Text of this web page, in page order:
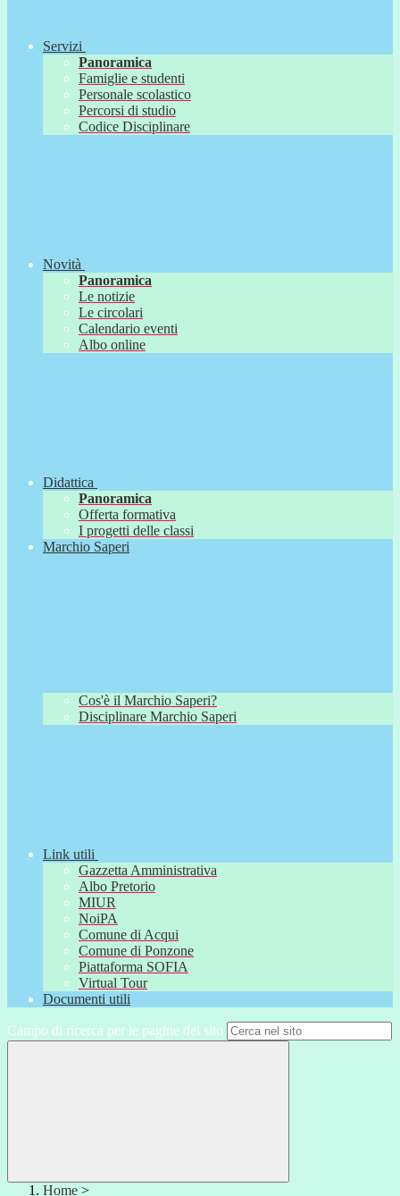
Servizi
Panoramica
Famiglie e studenti
Personale scolastico
Percorsi di studio
Codice Disciplinare
Novità
Panoramica
Le notizie
Le circolari
Calendario eventi
Albo online
Didattica
Panoramica
Offerta formativa
I progetti delle classi
Marchio Saperi
Cos'è il Marchio Saperi?
Disciplinare Marchio Saperi
Link utili
Gazzetta Amministrativa
Albo Pretorio
MIUR
NoiPA
Comune di Acqui
Comune di Ponzone
Piattaforma SOFIA
Virtual Tour
Documenti utili
Campo di ricerca per le pagine del sito
Home >